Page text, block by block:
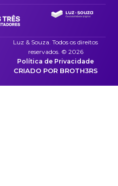
Luz & Souza. Todos os direitos
reservados. © 2026
Política de Privacidade
CRIADO POR BROTH3RS